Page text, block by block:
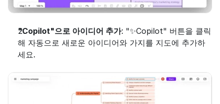
"Copilot"으로 아이디어 추가: "✨Copilot" 버튼을 클릭
해 자동으로 새로운 아이디어와 가지를 지도에 추가하
세요.